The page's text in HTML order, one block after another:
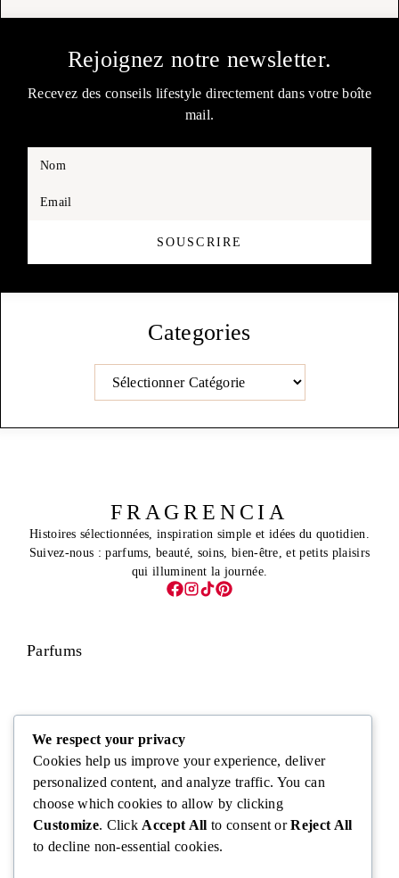
Rejoignez notre newsletter.
Recevez des conseils lifestyle directement dans votre boîte
mail.
Nom
Email
SOUSCRIRE
Categories
Catégories
FRAGRENCIA
Histoires sélectionnées, inspiration simple et idées du quotidien.
Suivez-nous : parfums, beauté, soins, bien-être, et petits plaisirs
qui illuminent la journée.
Parfums
Visage
Corps
We respect your privacy
Cookies help us improve your experience, deliver
personalized content, and analyze traffic. You can
choose which cookies to allow by clicking
Customize. Click Accept All to consent orReject All
to decline non-essential cookies.